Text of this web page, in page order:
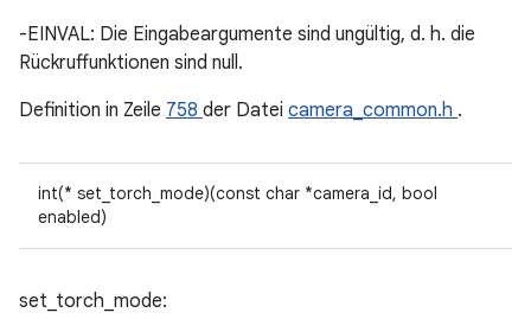
-EINVAL: Die Eingabeargumente sind ungültig, d. h. die
Rückruffunktionen sind null.
Definition in Zeile 758 der Datei camera_common.h .
int(* set_torch_mode)(const char *camera_id, bool
enabled)
set_torch_mode: